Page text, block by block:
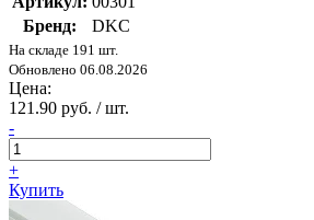
Бренд:
DKC
На складе 191 шт.
Обновлено 06.08.2026
Цена:
121.90 руб. / шт.
-
+
Купить